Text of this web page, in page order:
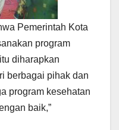
Pemerintah Kota
program
diharapkan
berbagai pihak dan
program kesehatan
baik,”